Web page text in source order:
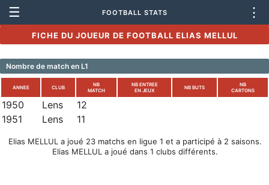
☰ FOOTBALL STATS ⋮
FICHE DU JOUEUR DE FOOTBALL ELIAS MELLUL
Nombre de match en L1
ANNEE CLUB
NB
MATCH
NB ENTREE
EN JEUX
NB BUTS
NB
CARTONS
1950 Lens
12
1951
Lens 11
Elias MELLUL a joué 23 matchs en ligue 1 et a participé à 2 saisons.
Elias MELLUL a joué dans 1 clubs différents.